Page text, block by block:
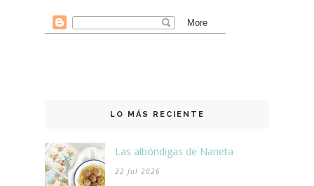
LO MÁS RECIENTE
Las albóndigas de Naneta
22 Jul 2026